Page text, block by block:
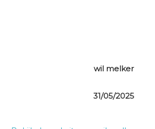
wil melker
31/05/2025